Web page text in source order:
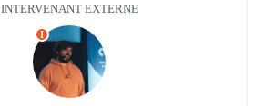
INTERVENANT EXTERNE
I